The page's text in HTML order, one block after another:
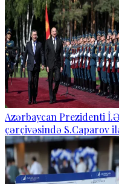
Azərbaycan Prezidenti
çərçivəsində S.Caparov